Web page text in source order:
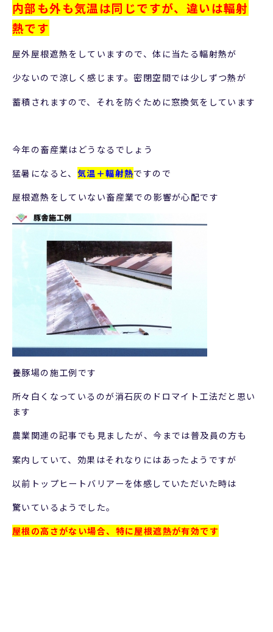
内部も外も気温は同じですが、違いは輻射
熱です
屋外屋根遮熱をしていますので、体に当たる輻射熱が
少ないので涼しく感じます。密閉空間では少しずつ熱が
蓄積されますので、それを防ぐために窓換気をしています
今年の畜産業はどうなるでしょう
猛暑になると、 気温＋輻射熱ですので
屋根遮熱をしていない畜産業での影響が心配です
養豚場の施工例です
所々白くなっているのが消石灰のドロマイト工法だと思い
ます
農業関連の記事でも見ましたが、今までは普及員の方も
案内していて、効果はそれなりにはあったようですが
以前トップヒートバリアーを体感していただいた時は
驚いているようでした。
屋根の高さがない場合、特に屋根遮熱が有効です